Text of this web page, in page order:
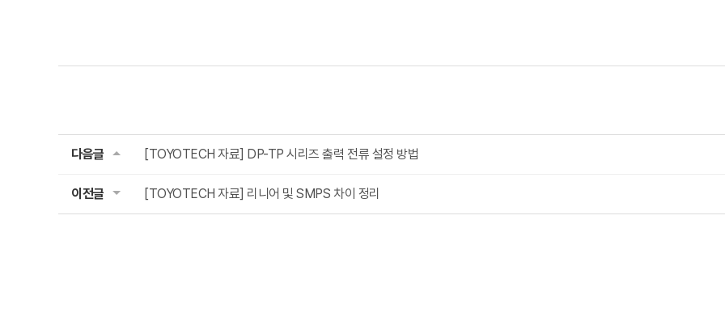
다음글 [TOYOTECH 자료] DP-TP 시리즈 출력 전류 설정 방법
이전글 [TOYOTECH 자료] 리니어 및 SMPS 차이 정리